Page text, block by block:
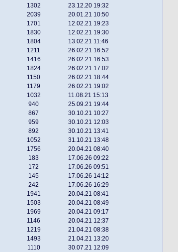
1302 23.12.20 19:32
2039 20.01.21 10:50
1701 12.02.21 19:23
1830 12.02.21 19:30
1804 13.02.21 11:46
1211 26.02.21 16:52
1416 26.02.21 16:53
1824 26.02.21 17:02
1150 26.02.21 18:44
1179 26.02.21 19:02
1032 11.08.21 15:13
940 25.09.21 19:44
867 30.10.21 10:27
959 30.10.21 12:03
892 30.10.21 13:41
1052 31.10.21 13:48
1756 20.04.21 08:40
183 17.06.26 09:22
172 17.06.26 09:51
145 17.06.26 14:12
242 17.06.26 16:29
1941 20.04.21 08:41
1503 20.04.21 08:49
1969 20.04.21 09:17
1146 20.04.21 12:37
1219 21.04.21 08:38
1493 21.04.21 13:20
1110 30.07.21 12:09